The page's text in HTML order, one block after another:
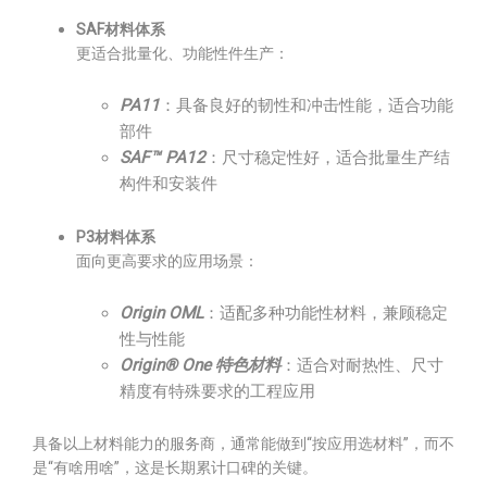
SAF材料体系
更适合批量化、功能性件生产：
PA11 ：具备良好的韧性和冲击性能，适合功能
部件
SAF™ PA12：尺寸稳定性好，适合批量生产结
构件和安装件
P3材料体系
面向更高要求的应用场景：
Origin OML：适配多种功能性材料，兼顾稳定
性与性能
Origin® One 特色材料：适合对耐热性、尺寸
精度有特殊要求的工程应用
具备以上材料能力的服务商，通常能做到“按应用选材料”，而不
是“有啥用啥”，这是长期累计口碑的关键。